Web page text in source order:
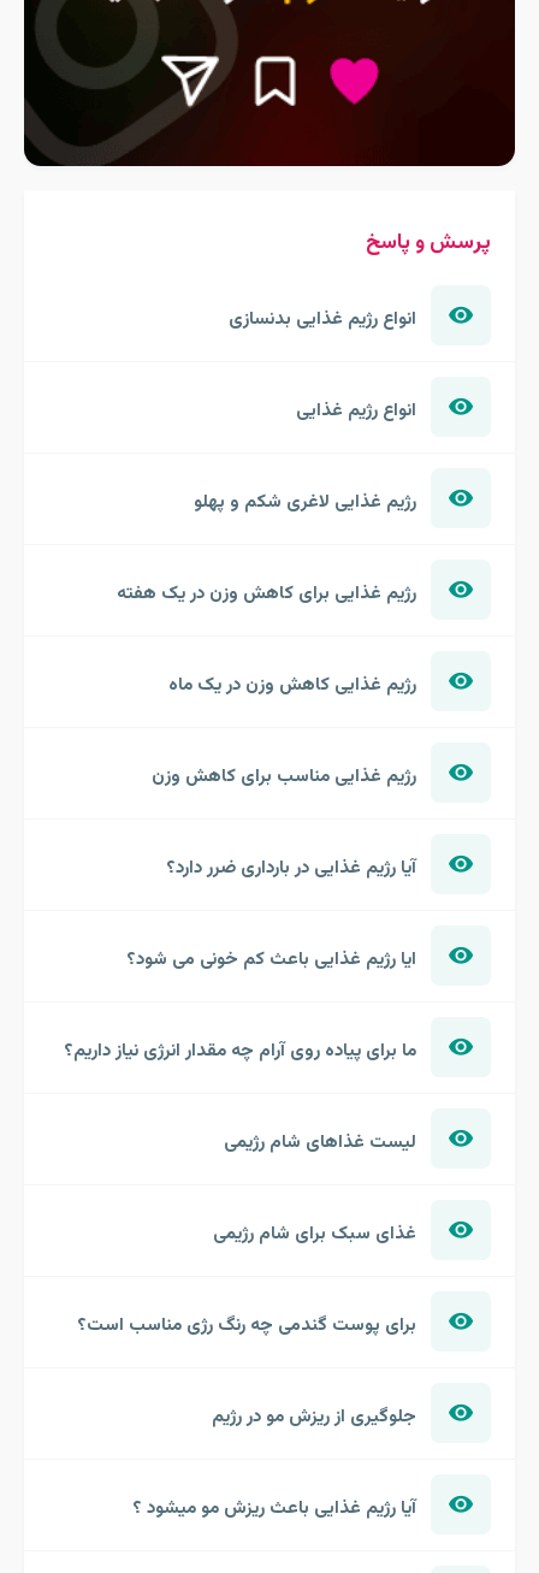
پرسش و پاسخ
انواع رژیم غذایی بدنسازی
انواع رژیم غذایی
رژیم غذایی لاغری شکم و پهلو
رژیم غذایی برای کاهش وزن در یک هفته
رژیم غذایی کاهش وزن در یک ماه
رژیم غذایی مناسب برای کاهش وزن
آیا رژیم غذایی در بارداری ضرر دارد؟
ایا رژیم غذایی باعث کم خونی می شود؟
ما برای پیاده روی آرام چه مقدار انرژی نیاز داریم؟
لیست غذاهای شام رژیمی
غذای سبک برای شام رژیمی
برای پوست گندمی چه رنگ رژی مناسب است؟
جلوگیری از ریزش مو در رژیم
آیا رژیم غذایی باعث ریزش مو میشود ؟